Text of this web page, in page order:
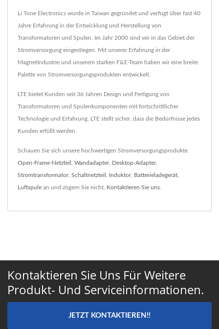
Li Tone Electronics wurde in Taiwan gegründet und verfügt über fast 40
Jahre Erfahrung in der Entwicklung und Herstellung von
Transformatoren und Spulen. Im Jahr 2000 sind wir in das Gebiet der
Stromversorgung eingestiegen. Mit unserer Erfahrung in der
Magnetindustrie und unserem starken F&E-Team haben wir eine breite
Palette von Stromversorgungsprodukten entwickelt.
LTE bietet Kunden seit 36 Jahren Design und Fertigung von
Transformatoren und Spulenkomponenten mit fortschrittlicher
Technologie und Erfahrung. LTE stellt sicher, dass die Bedürfnisse jedes
Kunden erfüllt werden.
Schauen Sie sich unsere hochwertigen Stromversorgungsprodukte
Open-Frame-Netzteil Wandadapter, Desktop-Adapter,
Stromtransformator, Schaltnetzteil Induktor, Batterieladegerät
Luftspule an und zögern Sie nicht, Kontaktieren Sie uns
Kontaktieren Sie Uns Für Weitere
Produkt- Und Serviceinformationen.
JETZT KONTAKTIEREN!!